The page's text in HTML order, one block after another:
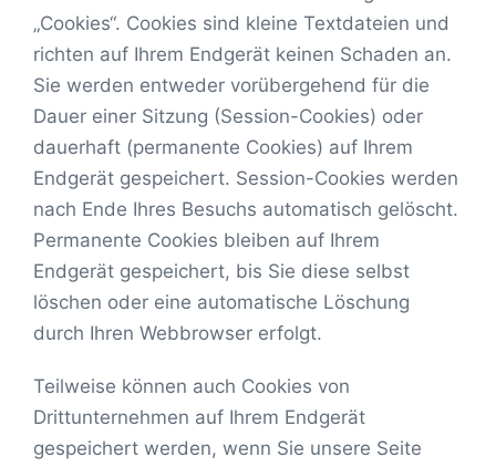
„Cookies“. Cookies sind kleine Textdateien und
richten auf Ihrem Endgerät keinen Schaden an.
Sie werden entweder vorübergehend für die
Dauer einer Sitzung (Session-Cookies) oder
dauerhaft (permanente Cookies) auf Ihrem
Endgerät gespeichert. Session-Cookies werden
nach Ende Ihres Besuchs automatisch gelöscht.
Permanente Cookies bleiben auf Ihrem
Endgerät gespeichert, bis Sie diese selbst
löschen oder eine automatische Löschung
durch Ihren Webbrowser erfolgt.
Teilweise können auch Cookies von
Drittunternehmen auf Ihrem Endgerät
gespeichert werden, wenn Sie unsere Seite